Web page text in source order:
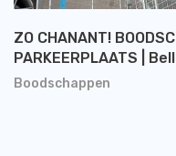
Boodschappen
ZO CHANANT!
PARKEERPLAATS |